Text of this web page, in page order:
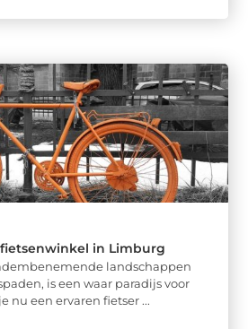
in Limburg
landschappen
is een waar paradijs voor
nu een ervaren fietser ...